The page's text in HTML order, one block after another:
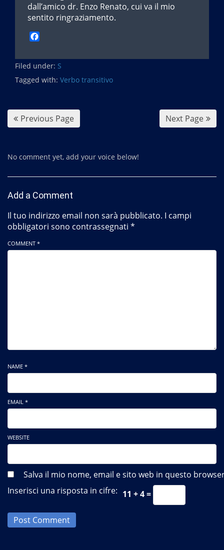
dall’amico dr. Enzo Renato, cui va il mio
sentito ringraziamento.
c
e
b
Filed under: S
Tagged with: Verbo transitivo
Previous Page Next Page
No comment yet, add your voice below!
Add a Comment
Il tuo indirizzo email non sarà pubblicato. I campi
obbligatori sono contrassegnati *
COMMENT *
NAME *
EMAIL *
WEBSITE
Salva il mio nome, email e sito web in questo
Inserisci una risposta in cifre: 11 + 4 =
Post Comment